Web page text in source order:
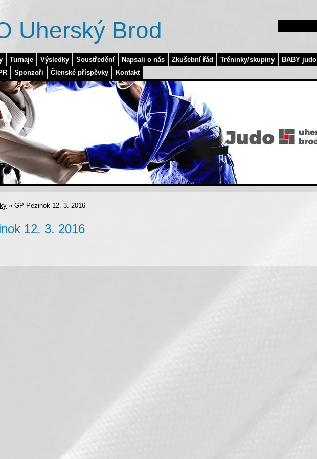
Turnaje Výsledky Soustředění Napsali o nás Zkušební řád Tréninky/skupiny
BABY judo
Sponzoři Členské příspěvky Kontakt
Uherský Brod
» GP Pezinok 12. 3. 2016
12. 3. 2016